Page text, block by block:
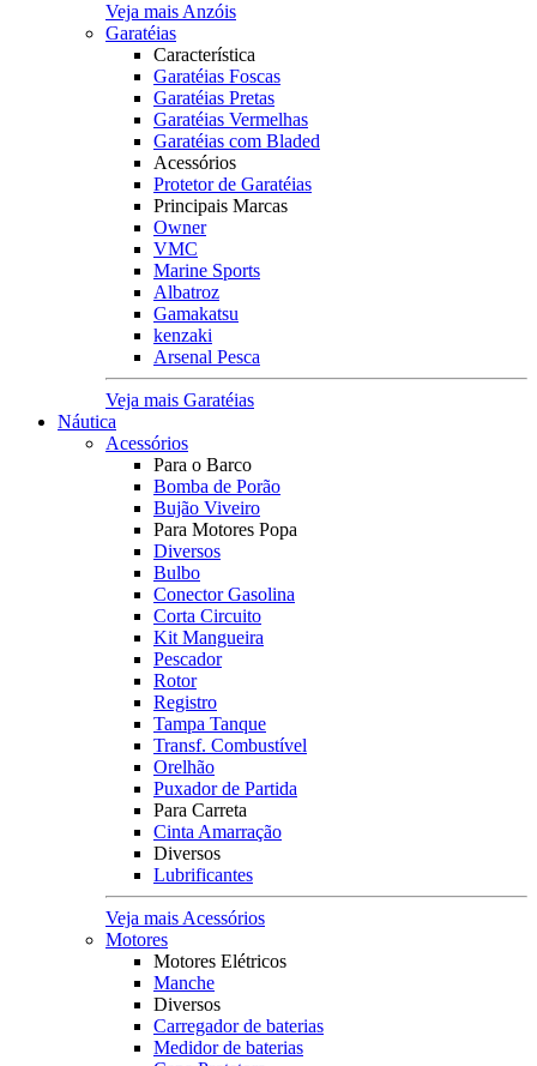
Veja mais Anzóis
Garatéias
Característica
Garatéias Foscas
Garatéias Pretas
Garatéias Vermelhas
Garatéias com Bladed
Acessórios
Protetor de Garatéias
Principais Marcas
Owner
VMC
Marine Sports
Albatroz
Gamakatsu
kenzaki
Arsenal Pesca
Veja mais Garatéias
Náutica
Acessórios
Para o Barco
Bomba de Porão
Bujão Viveiro
Para Motores Popa
Diversos
Bulbo
Conector Gasolina
Corta Circuito
Kit Mangueira
Pescador
Rotor
Registro
Tampa Tanque
Transf. Combustível
Orelhão
Puxador de Partida
Para Carreta
Cinta Amarração
Diversos
Lubrificantes
Veja mais Acessórios
Motores
Motores Elétricos
Manche
Diversos
Carregador de baterias
Medidor de baterias